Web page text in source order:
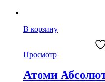
В корзину
Просмотр
Атоми